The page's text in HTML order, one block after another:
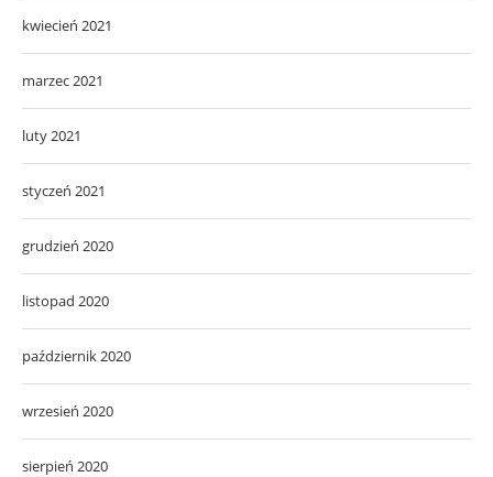
kwiecień 2021
marzec 2021
luty 2021
styczeń 2021
grudzień 2020
listopad 2020
październik 2020
wrzesień 2020
sierpień 2020